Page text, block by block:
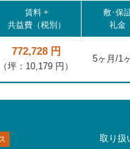
賃料 +
共益費（税別）
敷･保
礼金
772,728 円
（坪：10,179 円）
5ヶ月/1
取り扱